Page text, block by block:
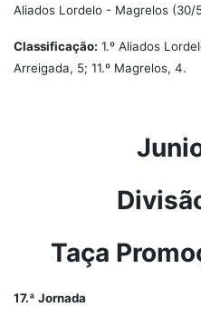
Aliados Lordelo - Magrelos (30/
Classificação: 1.º Aliados
Arreigada, 5; 11.º Magrelos, 4.
Taça
17.ª Jornada